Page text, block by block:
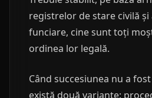
registrelor de stare civilă
funciare, cine sunt toți
ordinea lor legală.
Când succesiunea nu a
există două variante: